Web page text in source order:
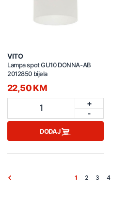
VITO
Lampa spot GU10 DONNA-AB
2012850 bijela
22,50 KM
1
+
-
DODAJ
1 2 3 4